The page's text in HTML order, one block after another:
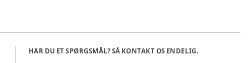
HAR DU ET SPØRGSMÅL? SÅ KONTAKT OS ENDELIG.